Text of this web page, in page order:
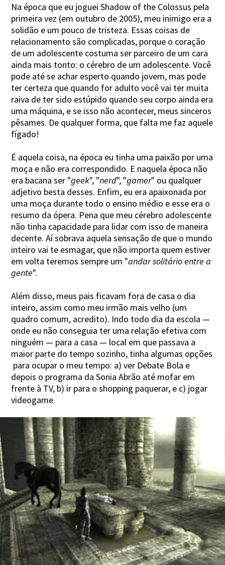
Na época que eu joguei Shadow of the Colossus pela
primeira vez (em outubro de 2005), meu inimigo era a
solidão e um pouco de tristeza. Essas coisas de
relacionamento são complicadas, porque o coração
de um adolescente costuma ser parceiro de um cara
ainda mais tonto: o cérebro de um adolescente. Você
pode até se achar esperto quando jovem, mas pode
ter certeza que quando for adulto você vai ter muita
raiva de ter sido estúpido quando seu corpo ainda era
uma máquina, e se isso não acontecer, meus sinceros
pêsames. De qualquer forma, que falta me faz aquele
fígado!
É aquela coisa, na época eu tinha uma paixão por uma
moça e não era correspondido. E naquela época não
era bacana ser "geek", "nerd", "gamer" ou qualquer
adjetivo besta desses. Enfim, eu era apaixonada por
uma moça durante todo o ensino médio e esse era o
resumo da ópera. Pena que meu cérebro adolescente
não tinha capacidade para lidar com isso de maneira
decente. Aí sobrava aquela sensação de que o mundo
inteiro vai te esmagar, que não importa quem estiver
em volta teremos sempre um "andar solitário entre a
gente".
Além disso, meus pais ficavam fora de casa o dia
inteiro, assim como meu irmão mais velho (um
quadro comum, acredito). Indo todo dia da escola —
onde eu não conseguia ter uma relação efetiva com
ninguém — para a casa — local em que passava a
maior parte do tempo sozinho, tinha algumas opções
para ocupar o meu tempo: a) ver Debate Bola e
depois o programa da Sonia Abrão até mofar em
frente à TV, b) ir para o shopping paquerar, e c) jogar
videogame.